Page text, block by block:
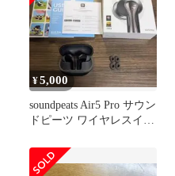
¥5,000
soundpeats Air5 Pro サウン
ドピーツ ワイヤレスイヤ